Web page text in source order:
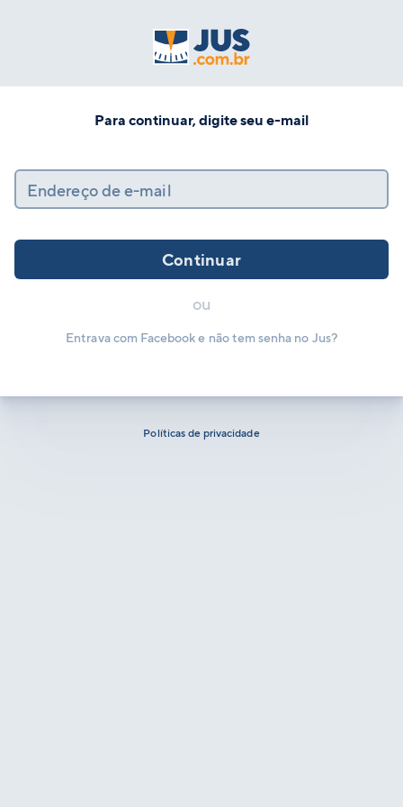
Para continuar, digite seu e-mail
Endereço de e-mail
Continuar
ou
Entrava com Facebook e não tem senha no Jus?
Políticas de privacidade